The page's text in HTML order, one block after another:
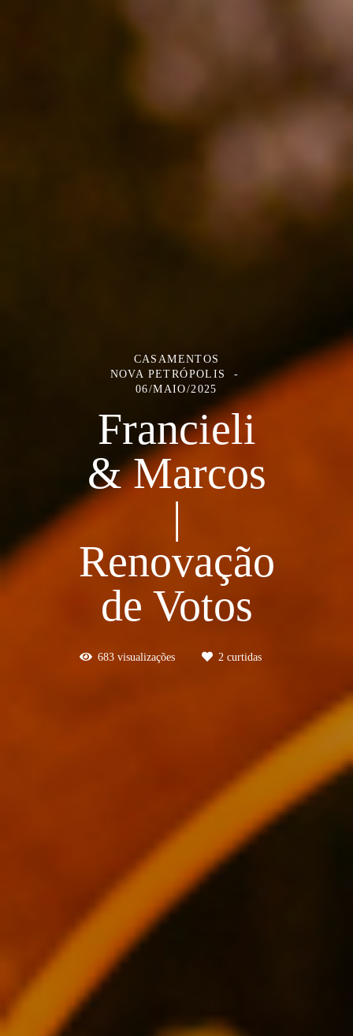
CASAMENTOS
NOVA PETRÓPOLIS
06/MAIO/2025
Francieli
& Marcos
|
Renovação
de Votos
683 visualizações 2 curtidas